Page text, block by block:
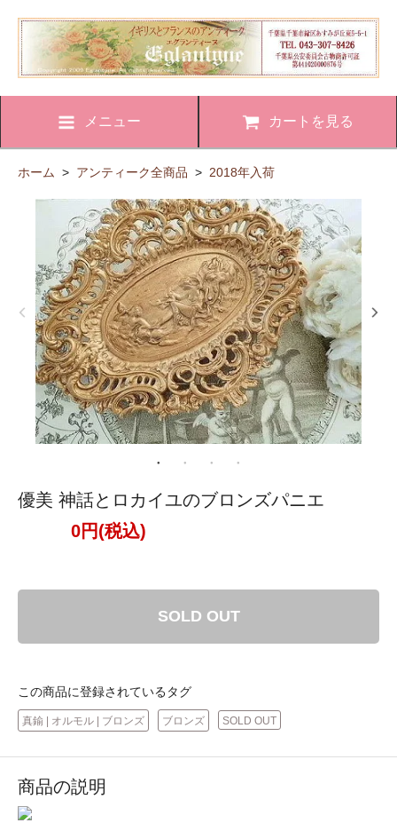
メニュー カートを見る
ホーム > アンティーク全商品 > 2018年入荷
優美 神話とロカイユのブロンズパニエ
0円(税込)
SOLD OUT
この商品に登録されているタグ
真鍮 | オルモル | ブロンズ ブロンズ SOLD OUT
商品の説明